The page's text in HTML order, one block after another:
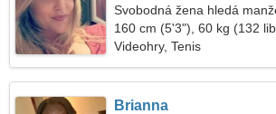
Svobodná žena hledá
160 cm (5'3"), 60 kg (132
Videohry, Tenis
Brianna